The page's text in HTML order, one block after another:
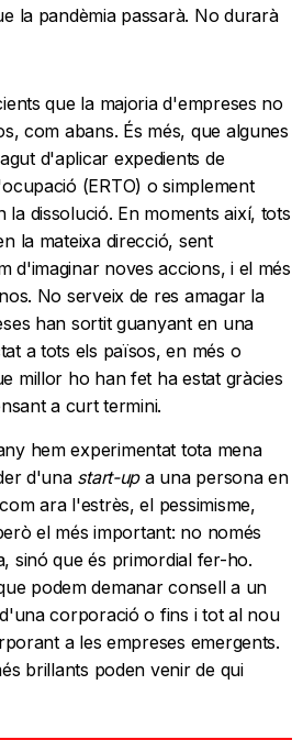
la pandèmia passarà. No durarà
que la majoria d'empreses no
com abans. És més, que algunes
d'aplicar expedients de
(ERTO) o simplement
dissolució. En moments així, tots
la mateixa direcció, sent
d'imaginar noves accions, i el més
No serveix de res amagar la
han sortit guanyant en una
a tots els països, en més o
millor ho han fet ha estat gràcies
a curt termini.
hem experimentat tota mena
d'una start-upa una persona en
ara l'estrès, el pessimisme,
el més important: no només
sinó que és primordial fer-ho.
podem demanar consell a un
corporació o fins i tot al nou
a les empreses emergents.
brillants poden venir de qui